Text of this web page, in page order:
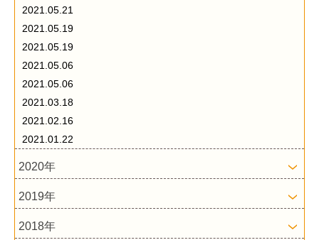
2021.05.21
2021.05.19
2021.05.19
2021.05.06
2021.05.06
2021.03.18
2021.02.16
2021.01.22
2020年
2019年
2018年